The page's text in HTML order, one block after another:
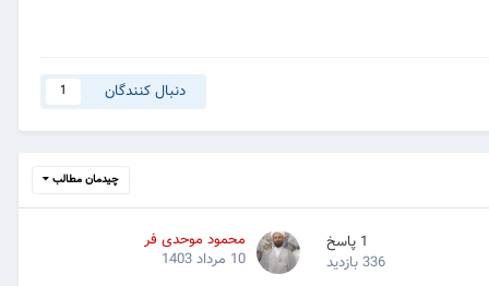
دنبال کنندگان 1
چیدمان مطالب
1 پاسخ
336بازدید
محمود موحدی فر
10 مرداد 1403